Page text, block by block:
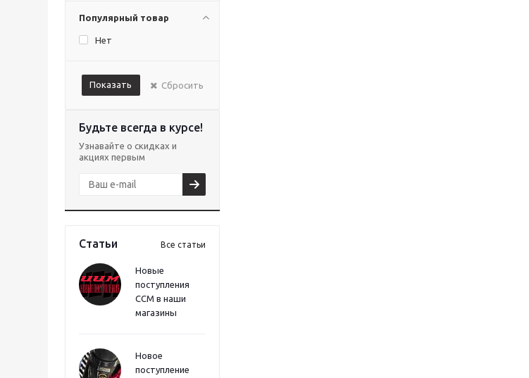
Популярный товар
Нет
Показать Сбросить
Будьте всегда в курсе!
Узнавайте о скидках и
акциях первым
Статьи Все статьи
Новые
поступления
CCM в наши
магазины
Новое
поступление